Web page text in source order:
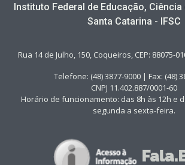
Instituto Federal de Educação,
Santa Catarina - IFSC
Rua 14 de Julho, 150, Coqueiros, CEP: 88075-
Telefone: (48) 3877-9000 | Fax: (48)
CNPJ 11.402.887/0001-60
Horário de funcionamento: das 8h às 12h e
segunda a sexta-feira.